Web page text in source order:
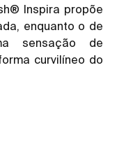
Inspira propõe
enquanto o de
sensação de
curvilíneo do